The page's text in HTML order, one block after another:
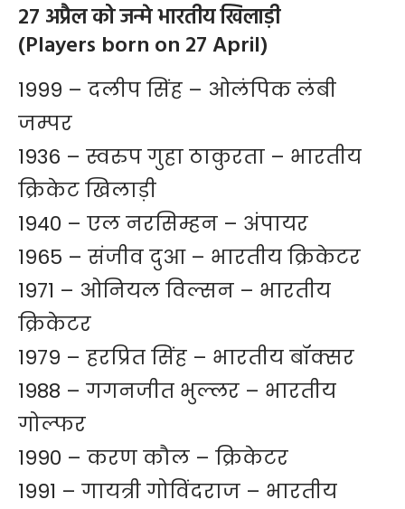
27 अप्रैल को जन्मे भारतीय खिलाड़ी
(Players born on 27 April)
1999 – दलीप सिंह – ओलंपिक लंबी
जम्पर
1936 – स्वरुप गुहा ठाकुरता – भारतीय
क्रिकेट खिलाड़ी
1940 – एल नरसिम्हन – अंपायर
1965 – संजीव दुआ – भारतीय क्रिकेटर
1971 – ओनियल विल्सन – भारतीय
क्रिकेटर
1979 – हरप्रित सिंह – भारतीय बॉक्सर
1988 – गगनजीत भुल्लर – भारतीय
गोल्फर
1990 – करण कौल – क्रिकेटर
1991 – गायत्री गोविंदराज – भारतीय